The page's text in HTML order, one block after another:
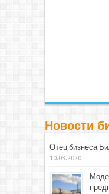
Новости
Отец бизнеса
10.03.2020